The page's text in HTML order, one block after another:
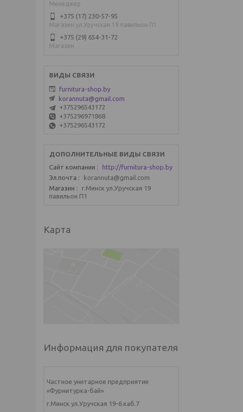
Менеджер
+375 (17) 230-57-95
Магазин ул.Уручская 19 павильон П1
+375 (29) 654-31-72
Магазин
furnitura-shop.by
korannuta@gmail.com
+375296543172
+375296971868
+375296543172
Сайт компании
http://furnitura-shop.by
Эл.почта
korannuta@gmail.com
Магазин
г.Минск ул.Уручская 19
павильон П1
Карта
Информация для покупателя
Частное унитарное предприятие
«Фурнитурка-бай»
г.Минск ул.Уручская 19-6 каб.7